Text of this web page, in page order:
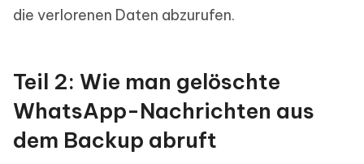
die verlorenen Daten abzurufen.
Teil 2: Wie man gelöschte
WhatsApp-Nachrichten aus
dem Backup abruft